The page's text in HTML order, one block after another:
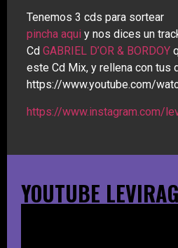
Tenemos 3 cds para sortear
pincha aqui y nos dices un
Cd GABRIEL D’OR & BORDOY
este Cd Mix, y rellena con tus
https://www.youtube.com/
https://www.instagram.com/
YOUTUBE